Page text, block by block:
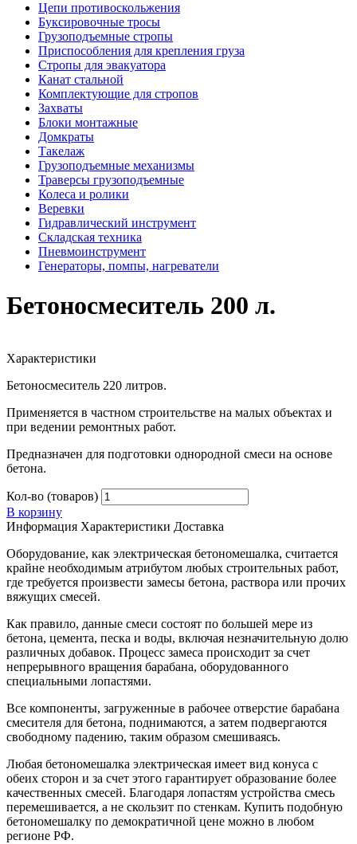
Цепи противоскольжения
Буксировочные тросы
Грузоподъемные стропы
Приспособления для крепления груза
Стропы для эвакуатора
Канат стальной
Комплектующие для стропов
Захваты
Блоки монтажные
Домкраты
Такелаж
Грузоподъемные механизмы
Траверсы грузоподъемные
Колеса и ролики
Веревки
Гидравлический инструмент
Складская техника
Пневмоинструмент
Генераторы, помпы, нагреватели
Бетоносмеситель 200 л.
Характеристики
Бетоносмеситель 220 литров.
Применяется в частном строительстве на малых объектах и
при ведении ремонтных работ.
Предназначен для подготовки однородной смеси на основе
бетона.
Кол-во (товаров)
В корзину
Информация Характеристики Доставка
Оборудование, как электрическая бетономешалка, считается
крайне необходимым атрибутом любых строительных работ,
где требуется произвести замесы бетона, раствора или прочих
вяжущих смесей.
Как правило, данные смеси состоят по большей мере из
бетона, цемента, песка и воды, включая незначительную долю
различных добавок. Процесс замеса происходит за счет
непрерывного вращения барабана, оборудованного
специальными лопастями.
Все компоненты, загруженные в рабочее отверстие барабана
смесителя для бетона, поднимаются, а затем подвергаются
свободному падению, таким образом смешиваясь.
Любая бетономешалка электрическая имеет вид конуса с
обеих сторон и за счет этого гарантирует образование более
качественных смесей. Благодаря лопастям устройства смесь
перемешивается, а не скользит по стенкам. Купить подобную
бетономешалку по демократичной цене можно в любом
регионе РФ.